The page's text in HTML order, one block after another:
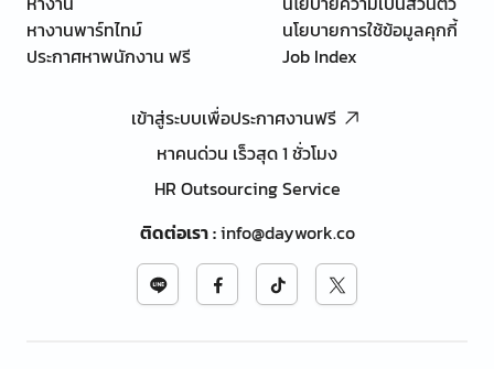
หางานพาร์ทไทม์
ประกาศหาพนักงาน ฟรี
นโยบายการใช้ข้อมูลคุกกี้
Job Index
เข้าสู่ระบบเพื่อประกาศงานฟรี
หาคนด่วน เร็วสุด 1 ชั่วโมง
HR Outsourcing Service
ติดต่อเรา:info@daywork.co